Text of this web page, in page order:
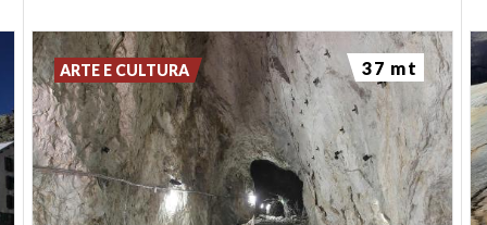
ARTE E CULTURA 37 mt